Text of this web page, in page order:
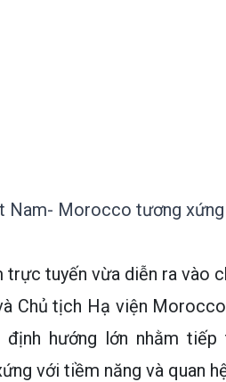
Nam- Morocco tương
tuyến vừa diễn ra vào
Chủ tịch Hạ viện
hướng lớn nhằm
với tiềm năng và quan